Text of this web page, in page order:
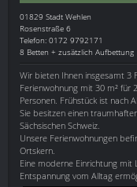
01829 Stadt Wehlen
Rosenstraße 6
Telefon: 0172 9792171
8 Betten + zusätzlich Aufbettung
Wir bieten Ihnen insgesamt 3
Ferienwohnung mit 30 m² für
Personen. Frühstück ist nach
Sie besitzen einen
Sächsischen Schweiz.
Unsere Ferienwohnungen
Ortskern.
Eine moderne Einrichtung mit
Entspannung vom Alltag